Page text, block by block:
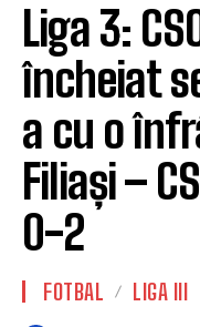
Liga 3:
încheiat
a cu o
Filiași –
0-2
FOTBAL LIGA III